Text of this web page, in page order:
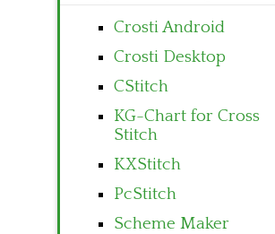
Crosti Android
Crosti Desktop
CStitch
KG-Chart for Cross
Stitch
KXStitch
PcStitch
Scheme Maker